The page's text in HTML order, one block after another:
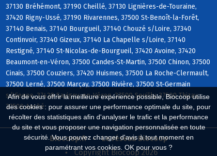
Afin de vous offrir la meilleure expérience possible, Biocoop utilise
des cookies : pour assurer une performance optimale du site, pour
récolter des statistiques afin d'analyser le trafic et la performance
du site et vous proposer une navigation personnalisée en toute
sécurité. Vous pouvez changer d'avis à tout moment en
paramétrant vos cookies. OK pour vous ?
37130 Bréhémont, 37190 Cheillé, 37130 Lignières-de-Touraine,
37420 Rigny-Ussé, 37190 Rivarennes, 37500 St-Benoît-la-Forêt,
37140 Benais, 37140 Bourgueil, 37140 Chouzé s/Loire, 37340
Continvoir, 37340 Gizeux, 37140 La Chapelle s/Loire, 37140
Restigné, 37140 St-Nicolas-de-Bourgueil, 37420 Avoine, 37420
Beaumont-en-Véron, 37500 Candes-St-Martin, 37500 Chinon, 37500
Cinais, 37500 Couziers, 37420 Huismes, 37500 La Roche-Clermault,
37500 Lerné, 37500 Marçay, 37500 Rivière, 37500 St-Germain
s/Vienne, 37420 Savigny-en-Véron, 37500 Seuilly, 37500 Thizay,
37500 Anché
Biocoop.fr
Le réseau Biocoop
Copyright Biocoop 2026